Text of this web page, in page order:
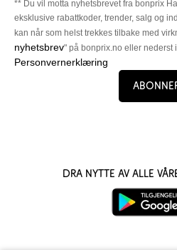
** Du vil motta nyhetsbrevet fra bonprix
eksklusive rabattkoder, trender, salg og
kan når som helst trekkes tilbake med
nyhetsbrev" på bonprix.no eller nederst
Personvernerklæring
Dra nytte av alle